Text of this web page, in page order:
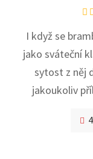
I když se
jako sváteční
sytost z něj
jakoukoliv